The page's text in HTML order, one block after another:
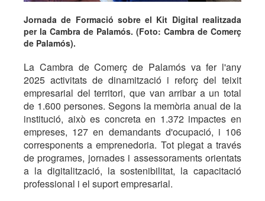
Jornada de Formació sobre el Kit Digital realitzada
per la Cambra de Palamós. (Foto: Cambra de Comerç
de Palamós).
La Cambra de Comerç de Palamós va fer l'any
2025 activitats de dinamització i reforç del teixit
empresarial del territori, que van arribar a un total
de 1.600 persones. Segons la memòria anual de la
institució, això es concreta en 1.372 impactes en
empreses, 127 en demandants d'ocupació, i 106
corresponents a emprenedoria. Tot plegat a través
de programes, jornades i assessoraments orientats
a la digitalització, la sostenibilitat, la capacitació
professional i el suport empresarial.